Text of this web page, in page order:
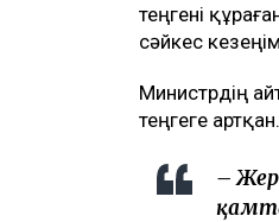
теңгені
сәйкес
Министрдің
теңгеге
–